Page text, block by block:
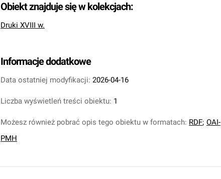
Obiekt znajduje się w kolekcjach:
Druki XVIII w.
Informacje dodatkowe
Data ostatniej modyfikacji: 2026-04-16
Liczba wyświetleń treści obiektu: 1
Możesz również pobrać opis tego obiektu w formatach: RDF; OAI-
PMH